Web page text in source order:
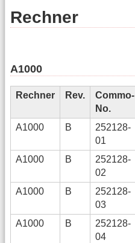
Rechner
A1000
Rechner Rev.
Commo-
No.
A1000 B
252128-
01
A1000 B
252128-
02
A1000 B
252128-
03
A1000 B
252128-
04